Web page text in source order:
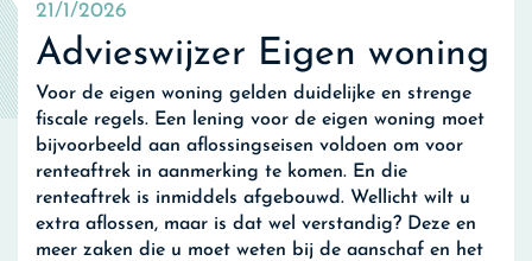
21/1/2026
Advieswijzer Eigen woning
Voor de eigen woning gelden duidelijke en strenge
fiscale regels. Een lening voor de eigen woning moet
bijvoorbeeld aan aflossingseisen voldoen om voor
renteaftrek in aanmerking te komen. En die
renteaftrek is inmiddels afgebouwd. Wellicht wilt u
extra aflossen, maar is dat wel verstandig? Deze en
meer zaken die u moet weten bij de aanschaf en het